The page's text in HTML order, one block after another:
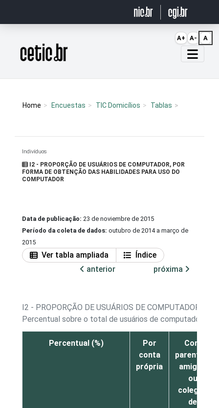
Página inicial
Home Encuestas TIC Domicílios Tablas
Indivíduos
I2 - PROPORÇÃO DE USUÁRIOS DE COMPUTADOR, POR
FORMA DE OBTENÇÃO DAS HABILIDADES PARA USO DO
COMPUTADOR
Data de publicação: 23 de noviembre de 2015
Período da coleta de dados: outubro de 2014 a março de
2015
Ver tabla ampliada
Índice
anterior
próxima
I2 - PROPORÇÃO DE USUÁRIOS DE COMPUTADOR,
Percentual sobre o total de usuários de computador
Percentual (%)
Por
conta
própria
Com
parentes,
amigos
ou
colegas
de
A+ A- A